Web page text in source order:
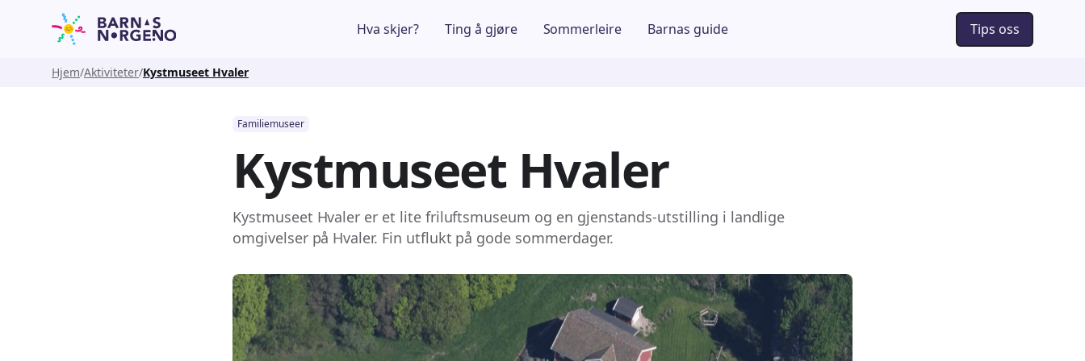
Hva skjer? Ting å gjøre Sommerleire Barnas guide Tips oss
Hjem Aktiviteter Kystmuseet Hvaler
Familiemuseer
Kystmuseet Hvaler
Kystmuseet Hvaler er et lite friluftsmuseum og en gjenstands-utstilling i landlige
omgivelser på Hvaler. Fin utflukt på gode sommerdager.